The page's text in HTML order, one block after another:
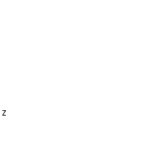
z